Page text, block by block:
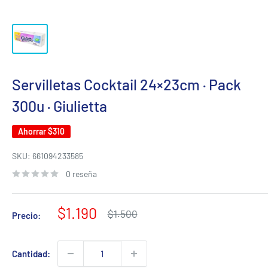
Servilletas Cocktail 24×23cm · Pack
300u · Giulietta
Ahorrar$310
SKU: 661094233585
0 reseña
Precio:
Precio
venta
$1.190
Precio
habitual
$1.500
Cantidad: